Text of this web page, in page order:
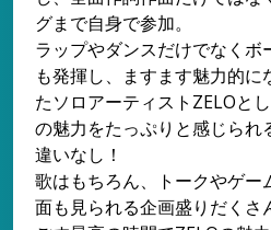
グまで自身で参加。
ラップやダンスだけでなくボ
も発揮し、ますます魅力的
たソロアーティストZELOと
の魅力をたっぷりと感じられ
違いなし！
歌はもちろん、トークやゲー
面も見られる企画盛りだくさ